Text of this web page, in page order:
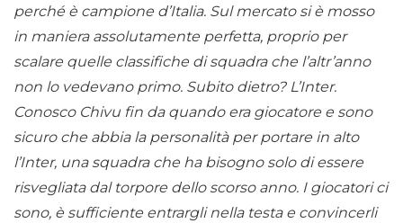
perché è campione d’Italia. Sul mercato si è mosso
in maniera assolutamente perfetta, proprio per
scalare quelle classifiche di squadra che l’altr’anno
non lo vedevano primo. Subito dietro? L’Inter.
Conosco Chivu fin da quando era giocatore e sono
sicuro che abbia la personalità per portare in alto
l’Inter, una squadra che ha bisogno solo di essere
risvegliata dal torpore dello scorso anno. I giocatori ci
sono, è sufficiente entrargli nella testa e convincerli